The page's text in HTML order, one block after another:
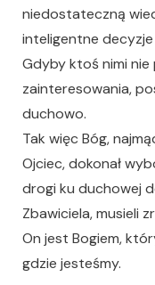
niedostateczną
inteligentne
Gdyby ktoś nimi nie
zainteresowania,
duchowo.
Tak więc Bóg,
Ojciec, dokonał
drogi ku duchowej
Zbawiciela, musieli
On jest Bogiem,
gdzie jesteśmy.